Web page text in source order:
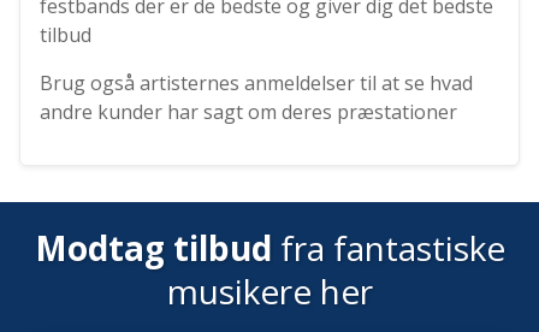
festbands der er de bedste og giver dig det bedste
tilbud
Brug også artisternes anmeldelser til at se hvad
andre kunder har sagt om deres præstationer
Modtag tilbud fra fantastiske
musikere her